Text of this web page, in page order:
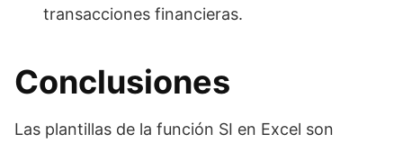
transacciones financieras.
Conclusiones
Las plantillas de la función SI en Excel son